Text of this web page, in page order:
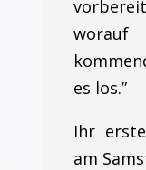
es los.”
Ihr
am